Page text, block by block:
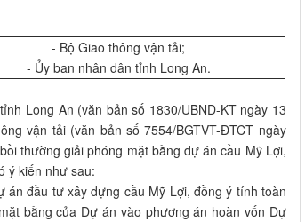
- Bộ Giao thông vận tải;
- Ủy ban nhân dân tỉnh Long An.
Long An (văn bản số 1830/UBND-KT ngày 13
vận tải (văn bản số 7554/BGTVT-ĐTCT ngày
thường giải phóng mặt bằng dự án cầu Mỹ Lợi,
ý kiến như sau:
án đầu tư xây dựng cầu Mỹ Lợi, đồng ý tính toàn
bằng của Dự án vào phương án hoàn vốn Dự